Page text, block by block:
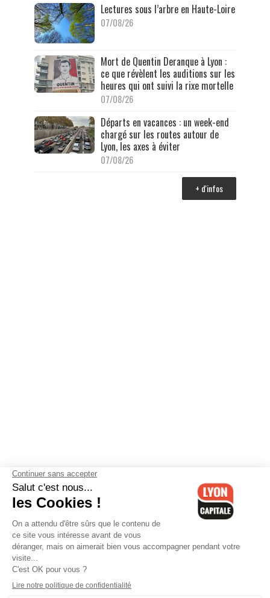
Lectures sous l’arbre en Haute-Loire
07/08/26
Mort de Quentin Deranque à Lyon :
ce que révèlent les auditions sur les
heures qui ont suivi la rixe mortelle
07/08/26
Départs en vacances : un week-end
chargé sur les routes autour de
Lyon, les axes à éviter
07/08/26
+ d'infos